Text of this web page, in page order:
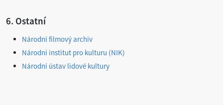
6. Ostatní
Národní filmový archiv
Národní institut pro kulturu (NIK)
Národní ústav lidové kultury